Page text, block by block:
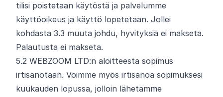
tilisi poistetaan käytöstä ja palvelumme
käyttöoikeus ja käyttö lopetetaan. Jollei
kohdasta 3.3 muuta johdu, hyvityksiä ei makseta.
Palautusta ei makseta.
5.2 WEBZOOM LTD:n aloitteesta sopimus
irtisanotaan. Voimme myös irtisanoa sopimuksesi
kuukauden lopussa, jolloin lähetämme